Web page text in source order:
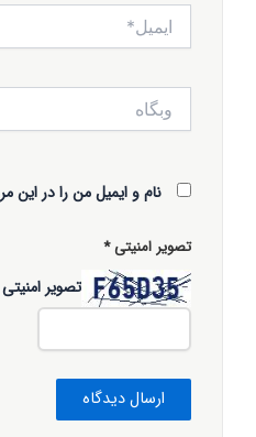
ایمیل*
نام و ایمیل من را در این
تصویر امنیتی*
تصویر امنیتی